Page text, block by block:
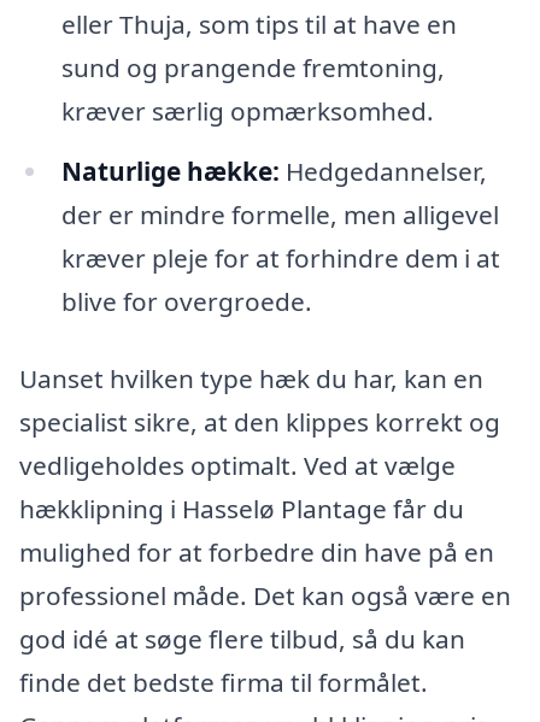
eller Thuja, som tips til at have en
sund og prangende fremtoning,
kræver særlig opmærksomhed.
Naturlige hække: Hedgedannelser,
der er mindre formelle, men alligevel
kræver pleje for at forhindre dem i at
blive for overgroede.
Uanset hvilken type hæk du har, kan en
specialist sikre, at den klippes korrekt og
vedligeholdes optimalt. Ved at vælge
hækklipning i Hasselø Plantage får du
mulighed for at forbedre din have på en
professionel måde. Det kan også være en
god idé at søge flere tilbud, så du kan
finde det bedste firma til formålet.